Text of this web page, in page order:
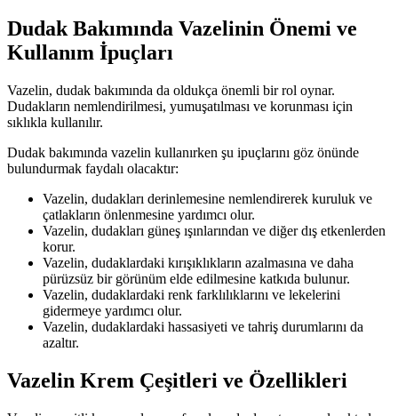
Dudak Bakımında Vazelinin Önemi ve
Kullanım İpuçları
Vazelin, dudak bakımında da oldukça önemli bir rol oynar.
Dudakların nemlendirilmesi, yumuşatılması ve korunması için
sıklıkla kullanılır.
Dudak bakımında vazelin kullanırken şu ipuçlarını göz önünde
bulundurmak faydalı olacaktır:
Vazelin, dudakları derinlemesine nemlendirerek kuruluk ve
çatlakların önlenmesine yardımcı olur.
Vazelin, dudakları güneş ışınlarından ve diğer dış etkenlerden
korur.
Vazelin, dudaklardaki kırışıklıkların azalmasına ve daha
pürüzsüz bir görünüm elde edilmesine katkıda bulunur.
Vazelin, dudaklardaki renk farklılıklarını ve lekelerini
gidermeye yardımcı olur.
Vazelin, dudaklardaki hassasiyeti ve tahriş durumlarını da
azaltır.
Vazelin Krem Çeşitleri ve Özellikleri